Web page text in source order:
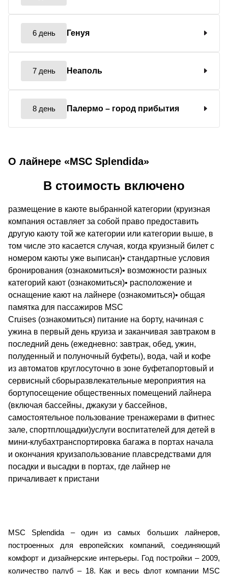
6 день Генуя
7 день Неаполь
8 день Палермо – город прибытия
О лайнере «MSC Splendida»
MSC Splendida – один из самых больших лайнеров,
построенных для европейских компаний, соединяющий
комфорт и дизайнерские интерьеры. Год постройки – 2009,
количество палуб – 18. Как и весь флот компании MSC
В стоимость включено
размещение в каюте выбранной категории (круизная
компания оставляет за собой право предоставить
другую каюту той же категории или категории выше, в
том числе это касается случая, когда круизный билет с
номером каюты уже выписан)• стандартные условия
бронирования (ознакомиться)• возможности разных
категорий кают (ознакомиться)• расположение и
оснащение кают на лайнере (ознакомиться)• общая
памятка для пассажиров MSC
Cruises (ознакомиться) питание на борту, начиная с
ужина в первый день круиза и заканчивая завтраком в
последний день (ежедневно: завтрак, обед, ужин,
полуденный и полуночный буфеты), вода, чай и кофе
из автоматов круглосуточно в зоне буфетапортовый и
сервисный сборыразвлекательные мероприятия на
бортупосещение общественных помещений лайнера
(включая бассейны, джакузи у бассейнов,
самостоятельное пользование тренажерами в фитнес
зале, спортплощадки)услуги воспитателей для детей в
мини-клубахтранспортировка багажа в портах начала
и окончания круизапользование плавсредствами для
посадки и высадки в портах, где лайнер не
причаливает к пристани